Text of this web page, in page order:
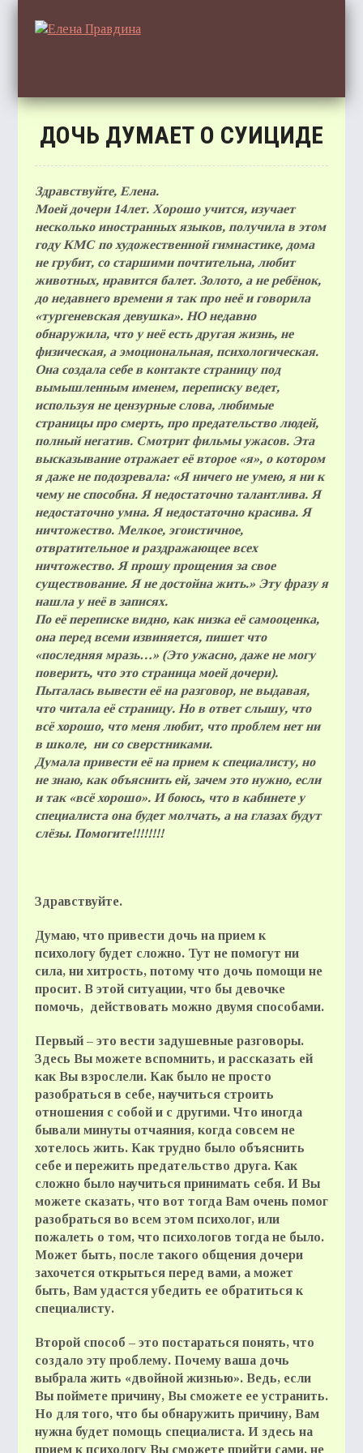
ДОЧЬ ДУМАЕТ О СУИЦИДЕ
Здравствуйте, Елена.
Моей дочери 14лет. Хорошо учится, изучает
несколько иностранных языков, получила в этом
году КМС по художественной гимнастике, дома
не грубит, со старшими почтительна, любит
животных, нравится балет. Золото, а не ребёнок,
до недавнего времени я так про неё и говорила
«тургеневская девушка». НО недавно
обнаружила, что у неё есть другая жизнь, не
физическая, а эмоциональная, психологическая.
Она создала себе в контакте страницу под
вымышленным именем, переписку ведет,
используя не цензурные слова, любимые
страницы про смерть, про предательство людей,
полный негатив. Смотрит фильмы ужасов. Эта
высказывание отражает её второе «я», о котором
я даже не подозревала: «Я ничего не умею, я ни к
чему не способна. Я недостаточно талантлива. Я
недостаточно умна. Я недостаточно красива. Я
ничтожество. Мелкое, эгоистичное,
отвратительное и раздражающее всех
ничтожество. Я прошу прощения за свое
существование. Я не достойна жить.» Эту фразу я
нашла у неё в записях.
По её переписке видно, как низка её самооценка,
она перед всеми извиняется, пишет что
«последняя мразь…» (Это ужасно, даже не могу
поверить, что это страница моей дочери).
Пыталась вывести её на разговор, не выдавая,
что читала её страницу. Но в ответ слышу, что
всё хорошо, что меня любит, что проблем нет ни
в школе, ни со сверстниками.
Думала привести её на прием к специалисту, но
не знаю, как объяснить ей, зачем это нужно, если
и так «всё хорошо». И боюсь, что в кабинете у
специалиста она будет молчать, а на глазах будут
слёзы. Помогите!!!!!!!!
Здравствуйте.
Думаю, что привести дочь на прием к
психологу будет сложно. Тут не помогут ни
сила, ни хитрость, потому что дочь помощи не
просит. В этой ситуации, что бы девочке
помочь, действовать можно двумя способами.
Первый – это вести задушевные разговоры.
Здесь Вы можете вспомнить, и рассказать ей
как Вы взрослели. Как было не просто
разобраться в себе, научиться строить
отношения с собой и с другими. Что иногда
бывали минуты отчаяния, когда совсем не
хотелось жить. Как трудно было объяснить
себе и пережить предательство друга. Как
сложно было научиться принимать себя. И Вы
можете сказать, что вот тогда Вам очень помог
разобраться во всем этом психолог, или
пожалеть о том, что психологов тогда не было.
Может быть, после такого общения дочери
захочется открыться перед вами, а может
быть, Вам удастся убедить ее обратиться к
специалисту.
Второй способ – это постараться понять, что
создало эту проблему. Почему ваша дочь
выбрала жить «двойной жизнью». Ведь, если
Вы поймете причину, Вы сможете ее устранить.
Но для того, что бы обнаружить причину, Вам
нужна будет помощь специалиста. И здесь на
прием к психологу Вы сможете прийти сами, не